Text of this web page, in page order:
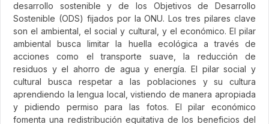
desarrollo sostenible y de los Objetivos de Desarrollo
Sostenible (ODS) fijados por la ONU. Los tres pilares clave
son el ambiental, el social y cultural, y el económico. El pilar
ambiental busca limitar la huella ecológica a través de
acciones como el transporte suave, la reducción de
residuos y el ahorro de agua y energía. El pilar social y
cultural busca respetar a las poblaciones y su cultura
aprendiendo la lengua local, vistiendo de manera apropiada
y pidiendo permiso para las fotos. El pilar económico
fomenta una redistribución equitativa de los beneficios del